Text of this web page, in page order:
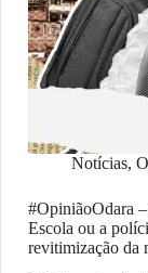
Notícias,
#OpiniãoOdara
Escola ou a
revitimização da